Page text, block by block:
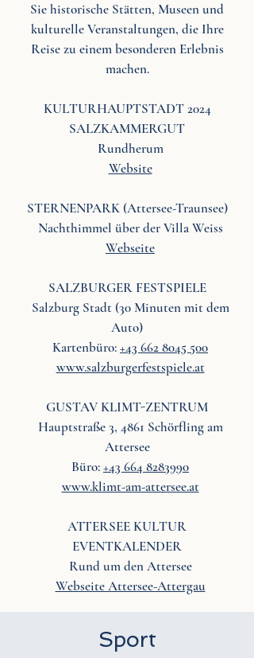
Sie historische Stätten, Museen und
kulturelle Veranstaltungen, die Ihre
Reise zu einem besonderen Erlebnis
machen.​​
KULTURHAUPTSTADT 2024
SALZKAMMERGUT
Rundherum
Website
STERNENPARK (Attersee-Traunsee)
Nachthimmel über der Villa Weiss​
Webseite
SALZBURGER FESTSPIELE
Salzburg Stadt (30 Minuten mit dem
Auto)
Kartenbüro:+43 662 8045 500
www.salzburgerfestspiele.at
GUSTAV KLIMT-ZENTRUM
Hauptstraße 3, 4861 Schörfling am
Attersee
Büro:+43 664 8283990
www.klimt-am-attersee.at
ATTERSEE KULTUR
EVENTKALENDER
Rund um den Attersee
Webseite Attersee-Attergau
Sport